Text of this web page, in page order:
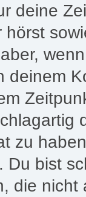
deine
hörst
deinem
zu
Du bist
die nicht